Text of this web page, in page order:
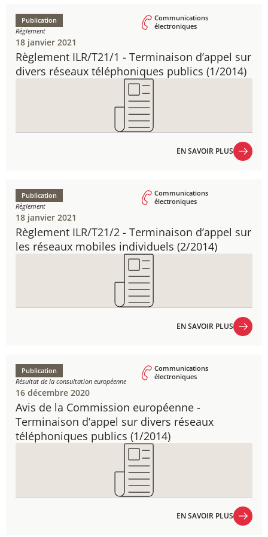
Règlement ILR/T21/1 - ​Terminaison d’appel sur
divers réseaux téléphoniques publics (1/2014)
Publication
Règlement
Communications
électroniques
18 janvier 2021
EN SAVOIR PLUS
Règlement ILR/T21/2 - ​Terminaison d’appel sur
les réseaux mobiles individuels ​(2/2014)
Publication
Règlement
Communications
électroniques
18 janvier 2021
EN SAVOIR PLUS
Avis de la Commission européenne - ​
Terminaison d’appel sur divers réseaux
téléphoniques publics (1/2014)
Publication
Résultat de la consultation européenne
Communications
électroniques
16 décembre 2020
EN SAVOIR PLUS